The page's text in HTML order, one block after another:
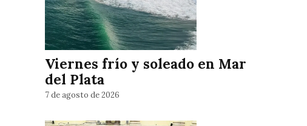
Viernes frío y soleado en Mar
del Plata
7 de agosto de 2026